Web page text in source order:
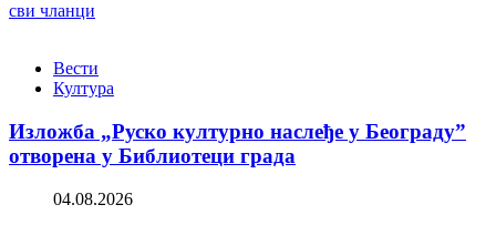
сви чланци
Вести
Култура
Изложба „Руско културно наслеђе у Београду”
отворена у Библиотеци града
04.08.2026